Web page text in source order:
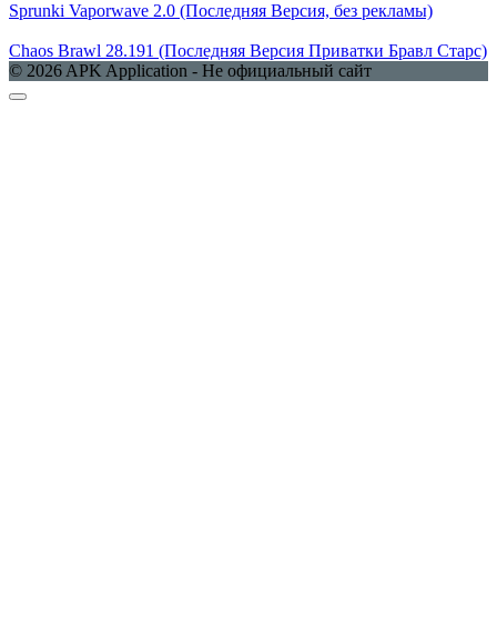
Sprunki Vaporwave 2.0 (Последняя Версия, без рекламы)
Chaos Brawl 28.191 (Последняя Версия Приватки Бравл Старс)
© 2026 APK Application - Не официальный сайт